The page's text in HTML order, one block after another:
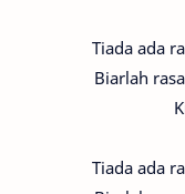
Tiada ada
Biarlah
Tiada ada